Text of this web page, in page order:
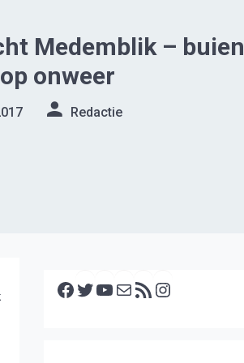
Medemblik – buien
onweer
Redactie
Facebook Twitter YouTube E-mail RSS feed